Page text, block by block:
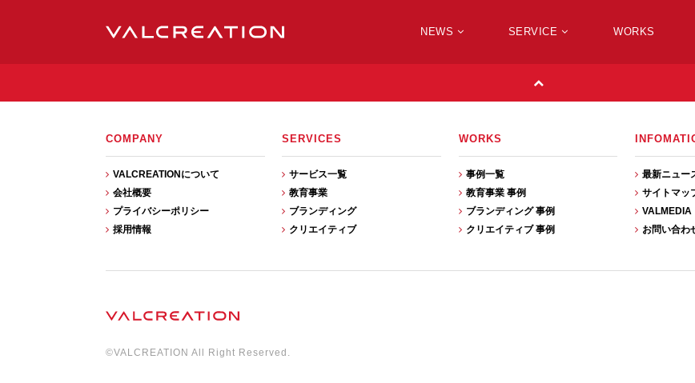
NEWS SERVICE WORKS
COMPANY
VALCREATIONについて
会社概要
プライバシーポリシー
採用情報
SERVICES
サービス一覧
教育事業
ブランディング
クリエイティブ
WORKS
事例一覧
教育事業 事例
ブランディング 事例
クリエイティブ 事例
最新ニュー
サイトマッ
VALMEDIA
お問い合わ
©VALCREATION All Right Reserved.